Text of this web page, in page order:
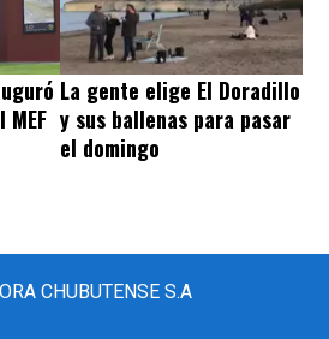
La gente elige El Doradillo
y sus ballenas para pasar
el domingo
CHUBUTENSE S.A